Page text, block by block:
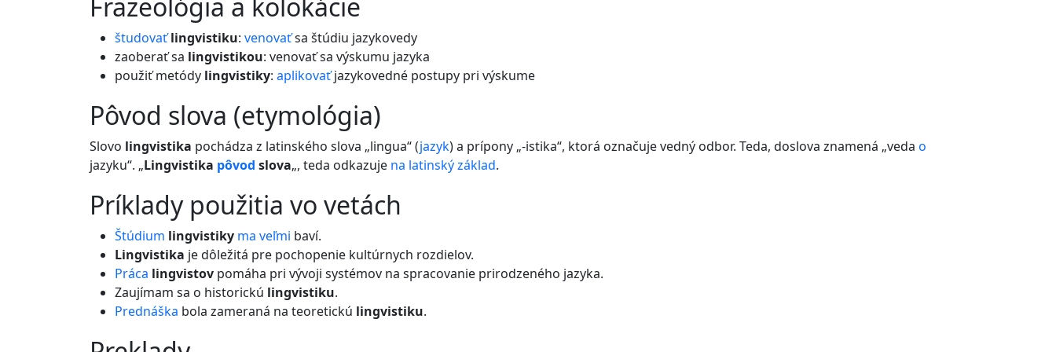
študovať lingvistiku: venovaťsa štúdiu jazykovedy
zaoberať sa lingvistikou: venovať sa výskumu jazyka
použiť metódy lingvistiky: aplikovaťjazykovedné postupy pri výskume
pôvod slova (etymológia)
Slovo lingvistika pochádza z latinského slova „lingua“ (jazyk) a prípony „-istika“, ktorá označuje vedný odbor. Teda, doslova znamená „veda o
jazyku“. „Lingvistika pôvod slova„, teda odkazuje na latinskýzáklad.
príklady použitia vo vetách
Štúdium lingvistiky ma veľmi baví.
Lingvistika je dôležitá pre pochopenie kultúrnych rozdielov.
Práca lingvistov pomáha pri vývoji systémov na spracovanie prirodzeného jazyka.
Zaujímam sa o historickú lingvistiku.
Prednáška bola zameraná na teoretickú lingvistiku.